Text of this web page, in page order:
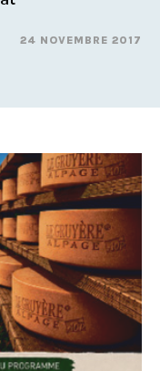
24 NOVEMBRE 2017